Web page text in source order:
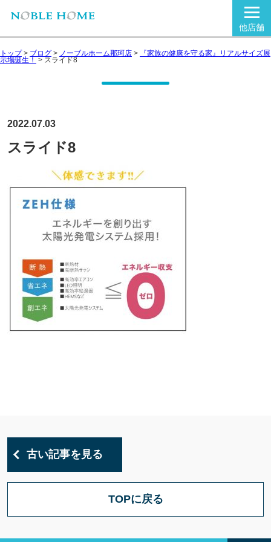
他店舗
トップ> ブログ > ノーブルホーム那珂店 > 『家族の健康を守る家』リアルサイズ展
示場誕生！ > スライド8
2022.07.03
スライド8
古い記事を見る
TOPに戻る